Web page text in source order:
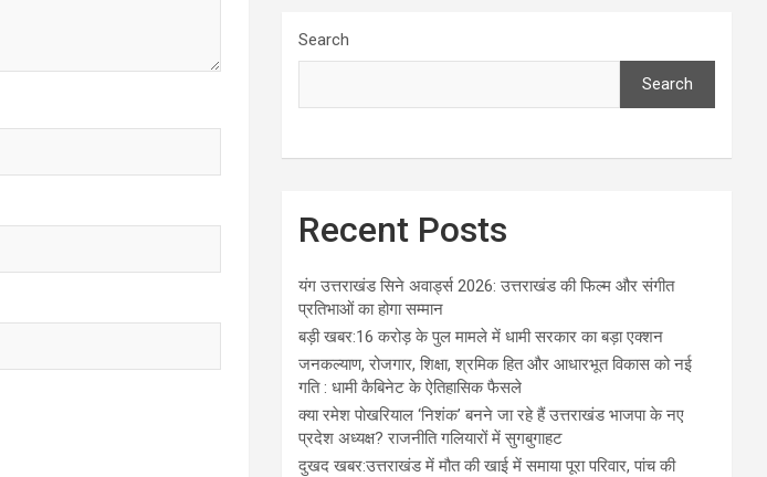
Search
Search
Recent Posts
यंग उत्तराखंड सिने अवार्ड्स 2026: उत्तराखंड की फिल्म और संगीत
प्रतिभाओं का होगा सम्मान
बड़ी खबर:16 करोड़ के पुल मामले में धामी सरकार का बड़ा एक्शन
जनकल्याण, रोजगार, शिक्षा, श्रमिक हित और आधारभूत विकास को नई
गति : धामी कैबिनेट के ऐतिहासिक फैसले
क्या रमेश पोखरियाल ‘निशंक’ बनने जा रहे हैं उत्तराखंड भाजपा के नए
प्रदेश अध्यक्ष? राजनीति गलियारों में सुगबुगाहट
दुखद खबर:उत्तराखंड में मौत की खाई में समाया पूरा परिवार, पांच की